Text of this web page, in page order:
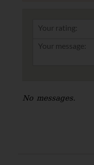
Your rating:
No messages.